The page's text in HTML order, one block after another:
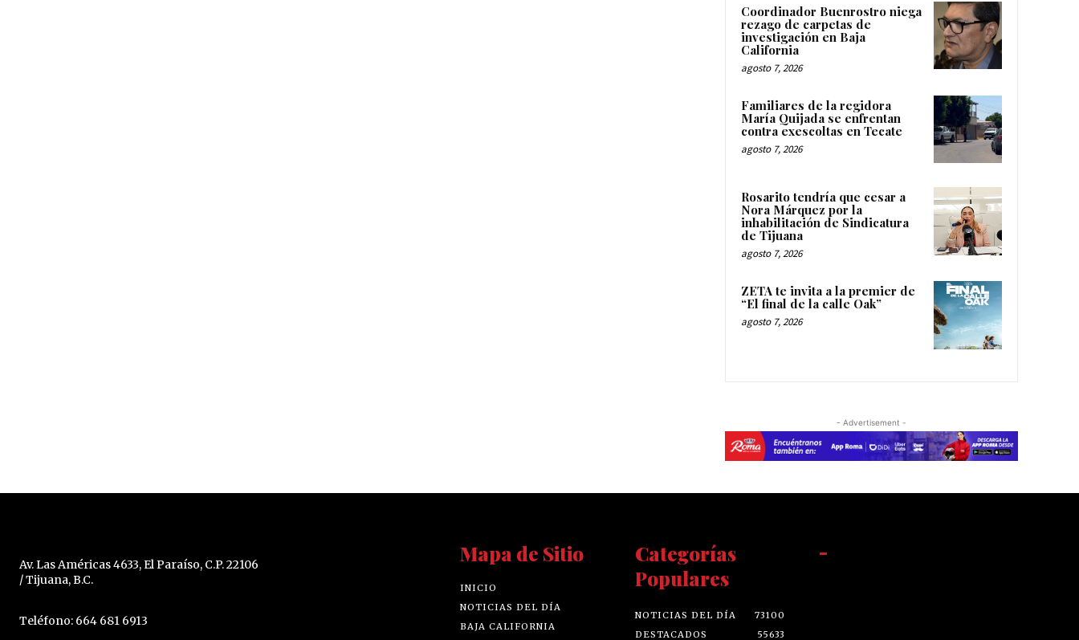
Coordinador Buenrostro niega
rezago de carpetas de
investigación en Baja
California
agosto 7, 2026
Familiares de la regidora
María Quijada se enfrentan
contra exescoltas en Tecate
agosto 7, 2026
Rosarito tendría que cesar a
Nora Márquez por la
inhabilitación de Sindicatura
de Tijuana
agosto 7, 2026
ZETA te invita a la premier de
“El final de la calle Oak”
agosto 7, 2026
- Advertisement -
Av. Las Américas 4633, El Paraíso, C.P. 22106
/ Tijuana, B.C.
Teléfono: 664 681 6913
Mapa de Sitio
INICIO
NOTICIAS DEL DÍA
BAJA CALIFORNIA
Categorías
Populares
NOTICIAS DEL DÍA
73100
DESTACADOS
55633
-